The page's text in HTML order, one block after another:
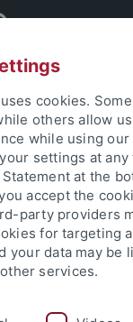
... Carolin
cookies.
others allow
while using our
settings at
Statement at the
accept the
party providers
for targeting
your data may be
services.